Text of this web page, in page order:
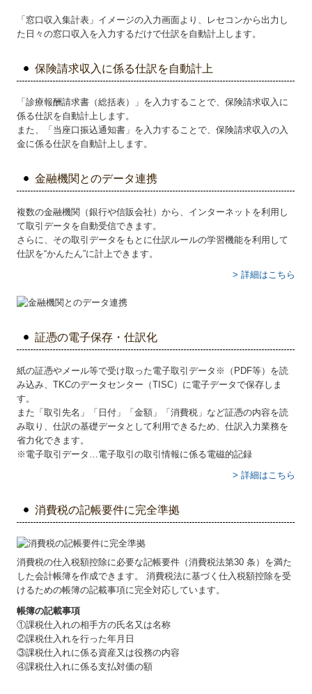
「窓口収入集計表」イメージの入力画面より、レセコンから出力し
た日々の窓口収入を入力するだけで仕訳を自動計上します。
保険請求収入に係る仕訳を自動計上
「診療報酬請求書（総括表）」を入力することで、保険請求収入に
係る仕訳を自動計上します。
また、「当座口振込通知書」を入力することで、保険請求収入の入
金に係る仕訳を自動計上します。
金融機関とのデータ連携
複数の金融機関（銀行や信販会社）から、インターネットを利用し
て取引データを自動受信できます。
さらに、その取引データをもとに仕訳ルールの学習機能を利用して
仕訳を“かんたん”に計上できます。
> 詳細はこちら
証憑の電子保存・仕訳化
紙の証憑やメール等で受け取った電子取引データ※（PDF等）を読
み込み、TKCのデータセンター（TISC）に電子データで保存しま
す。
また「取引先名」「日付」「金額」「消費税」など証憑の内容を読
み取り、仕訳の基礎データとして利用できるため、仕訳入力業務を
省力化できます。
※電子取引データ…電子取引の取引情報に係る電磁的記録
> 詳細はこちら
消費税の記帳要件に完全準拠
消費税の仕入税額控除に必要な記帳要件（消費税法第30 条）を満た
した会計帳簿を作成できます。 消費税法に基づく仕入税額控除を受
けるための帳簿の記載事項に完全対応しています。
帳簿の記載事項
①課税仕入れの相手方の氏名又は名称
②課税仕入れを行った年月日
③課税仕入れに係る資産又は役務の内容
④課税仕入れに係る支払対価の額